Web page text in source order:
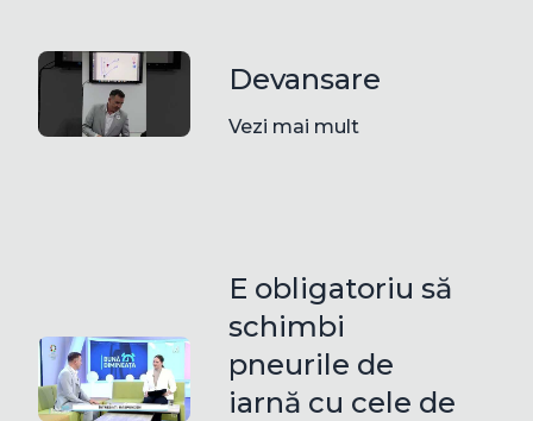
Devansare
Vezi mai mult
E obligatoriu să
schimbi
pneurile de
iarnă cu cele de